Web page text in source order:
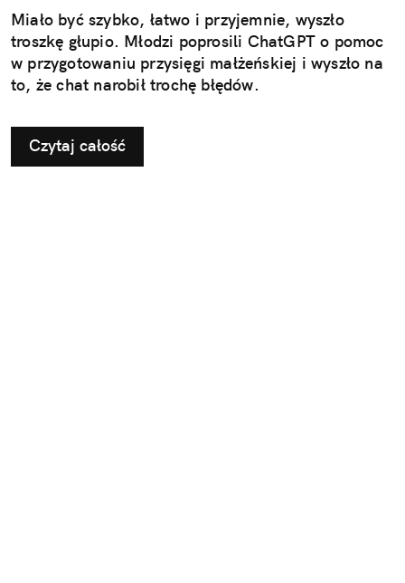
Miało być szybko, łatwo i przyjemnie, wyszło
troszkę głupio. Młodzi poprosili ChatGPT o pomoc
w przygotowaniu przysięgi małżeńskiej i wyszło na
to, że chat narobił trochę błędów.
Czytaj całość